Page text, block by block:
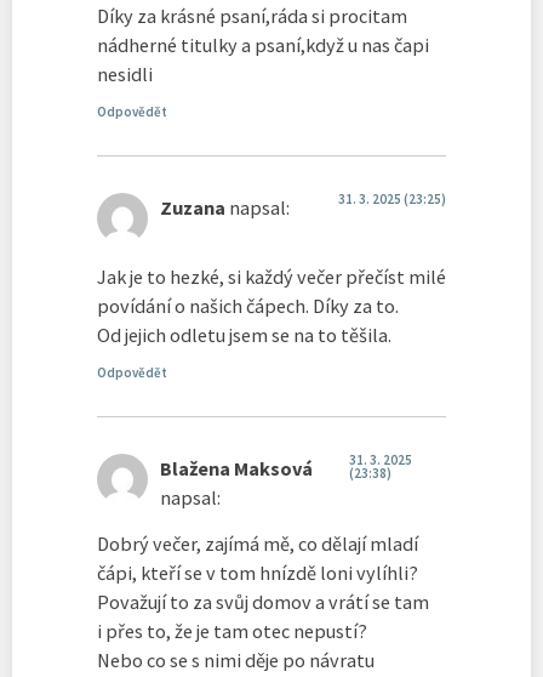
Díky za krásné psaní,ráda si procitam
nádherné titulky a psaní,když u nas čapi
nesidli
Odpovědět
Zuzana napsal: 31. 3. 2025 (23:25)
Jak je to hezké, si každý večer přečíst milé
povídání o našich čápech. Díky za to.
Od jejich odletu jsem se na to těšila.
Odpovědět
Blažena Maksová
napsal:
31. 3. 2025
(23:38)
Dobrý večer, zajímá mě, co dělají mladí
čápi, kteří se v tom hnízdě loni vylíhli?
Považují to za svůj domov a vrátí se tam
i přes to, že je tam otec nepustí?
Nebo co se s nimi děje po návratu